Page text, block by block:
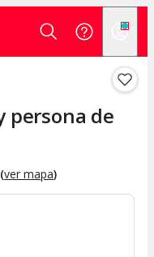
persona de
ver mapa)